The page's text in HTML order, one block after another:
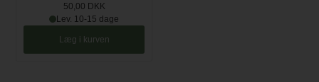
50,00 DKK
Lev. 10-15 dage
Læg i kurven